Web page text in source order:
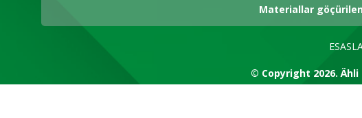
Materiallar
© Copyright 2026.Ähli